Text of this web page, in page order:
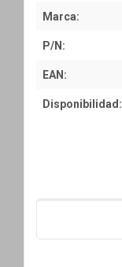
Marca:
P/N:
EAN:
Disponibilidad: